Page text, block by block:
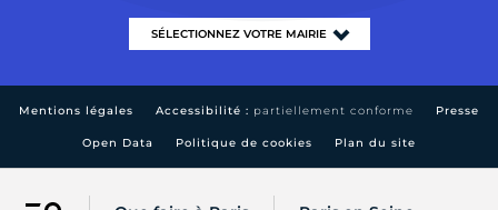
Mentions légales Accessibilité : partiellement conforme Presse
Open Data Politique de cookies Plan du site